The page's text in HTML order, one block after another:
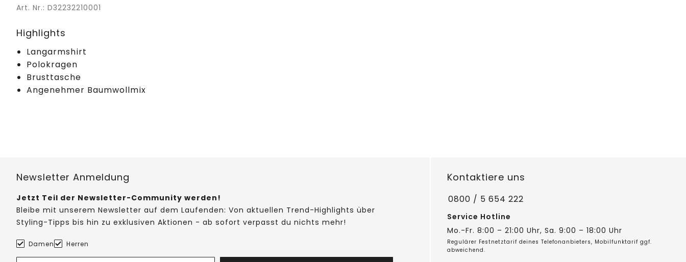
Art. Nr.: D32232210001
Highlights
Langarmshirt
Polokragen
Brusttasche
Angenehmer Baumwollmix
Newsletter Anmeldung
Jetzt Teil der Newsletter-Community werden!
Bleibe mit unserem Newsletter auf dem Laufenden: Von aktuellen Trend-Highlights über
Styling-Tipps bis hin zu exklusiven Aktionen - ab sofort verpasst du nichts mehr!
Damen Herren
Kontaktiere uns
0800 / 5 654 222
Service Hotline
Mo.-Fr. 8:00 – 21:00 Uhr, Sa. 9:00 – 18:00 Uhr
Regulärer Festnetztarif deines Telefonanbieters, Mobilfunktarif ggf.
abweichend.